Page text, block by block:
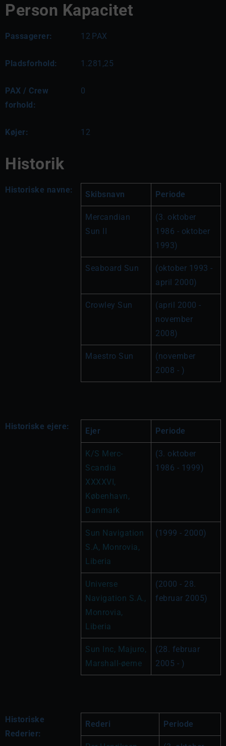
Person Kapacitet
Passagerer: 12 PAX
Pladsforhold: 1.281,25
PAX / Crew
forhold:
0
Køjer: 12
Historik
Historiske navne: Skibsnavn Periode
Mercandian
Sun II
(3. oktober
1986 - oktober
1993)
Seaboard Sun
(oktober 1993 -
april 2000)
Crowley Sun
(april 2000 -
november
2008)
Maestro Sun
(november
2008 - )
Historiske ejere: Ejer Periode
K/S Merc-
Scandia
XXXXVI,
København,
Danmark
(3. oktober
1986 - 1999)
Sun Navigation
S.A, Monrovia,
Liberia
(1999 - 2000)
Universe
Navigation S.A.,
Monrovia,
Liberia
(2000 - 28.
februar 2005)
Sun Inc, Majuro,
Marshall-øerne
(28. februar
2005 - )
Historiske
Rederier:
Rederi Periode